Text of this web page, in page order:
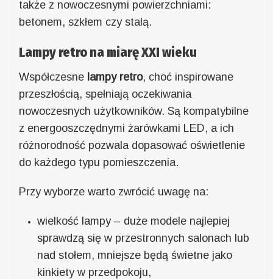
także z nowoczesnymi powierzchniami:
betonem, szkłem czy stalą.
Lampy retro na miarę XXI wieku
Współczesne lampy retro, choć inspirowane
przeszłością, spełniają oczekiwania
nowoczesnych użytkowników. Są kompatybilne
z energooszczędnymi żarówkami LED, a ich
różnorodność pozwala dopasować oświetlenie
do każdego typu pomieszczenia.
Przy wyborze warto zwrócić uwagę na:
wielkość lampy – duże modele najlepiej
sprawdzą się w przestronnych salonach lub
nad stołem, mniejsze będą świetne jako
kinkiety w przedpokoju,